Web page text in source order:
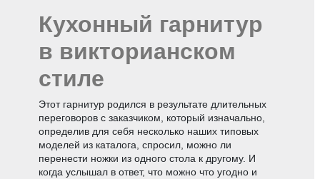
Кухонный гарнитур
в викторианском
стиле
Этот гарнитур родился в результате длительных
переговоров с заказчиком, который изначально,
определив для себя несколько наших типовых
моделей из каталога, спросил, можно ли
перенести ножки из одного стола к другому. И
когда услышал в ответ, что можно что угодно и